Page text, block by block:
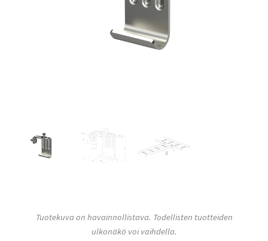
Tuotekuva on havainnollistava. Todellisten tuotteiden
ulkonäkö voi vaihdella.